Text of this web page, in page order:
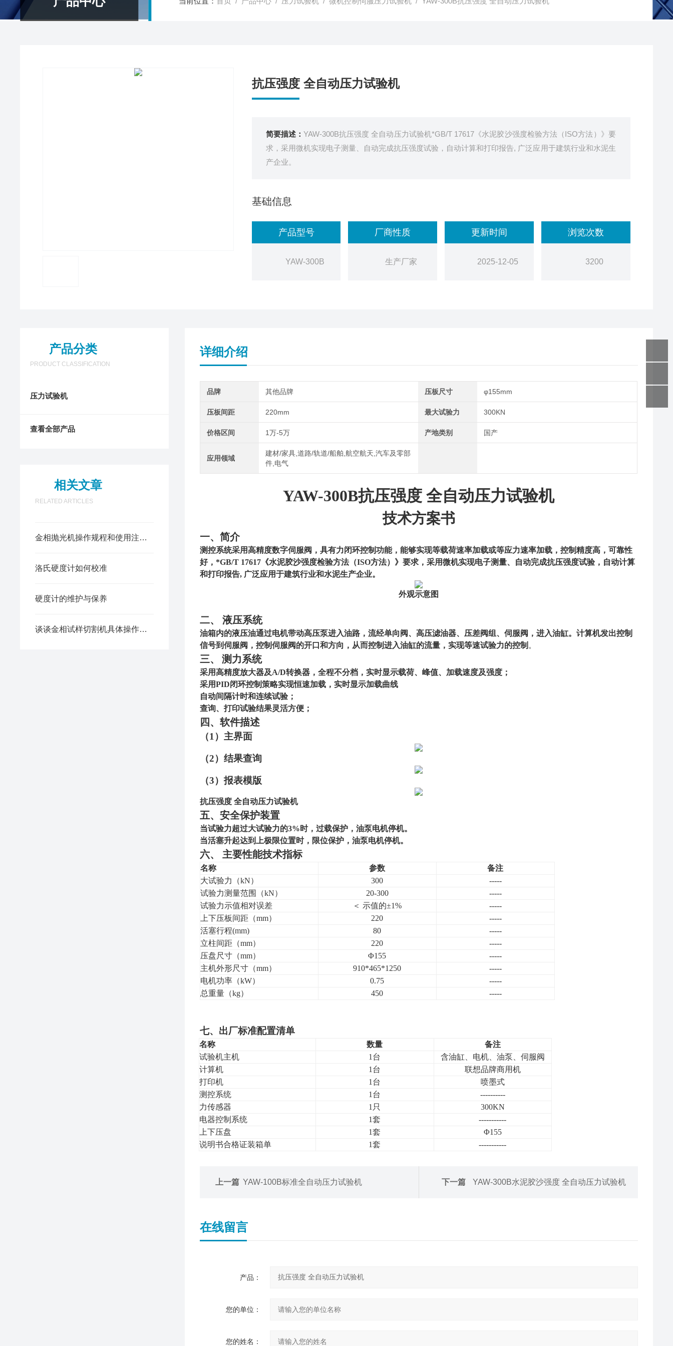
抗压强度 全自动压力试验机
简要描述： YAW-300B抗压强度 全自动压力试验机*GB/T 17617《水泥胶沙强度检验方法（ISO方法）》要
求，采用微机实现电子测量、自动完成抗压强度试验，自动计算和打印报告, 广泛应用于建筑行业和水泥生
产企业。
基础信息
产品型号
YAW-300B
厂商性质
生产厂家
更新时间
2025-12-05
浏览次数
3200
产品分类
PRODUCT CLASSIFICATION
压力试验机
查看全部产品
相关文章
RELATED ARTICLES
金相抛光机操作规程和使用注意事项
洛氏硬度计如何校准
硬度计的维护与保养
谈谈金相试样切割机具体操作流程是怎么进行的
详细介绍
品牌 其他品牌 压板尺寸 φ155mm
压板间距 220mm 最大试验力 300KN
价格区间 1万-5万 产地类别 国产
应用领域
建材/家具,道路/轨道/船舶,航空航天,汽车及零部
件,电气
YAW-300B抗压强度全自动压力试验机
技术方案书
一、简介
测控系统采用高精度数字伺服阀，具有力闭环控制功能，能够实现等载荷速率加载或等应力速率加载，控制精度高，可靠性
好，*GB/T 17617《水泥胶沙强度检验方法（ISO方法）》要求，采用微机实现电子测量、自动完成抗压强度试验，自动计算
和打印报告,广泛应用于建筑行业和水泥生产企业。
外观示意图
二、 液压系统
油箱内的液压油通过电机带动高压泵进入油路，流经单向阀、高压滤油器、压差阀组、伺服阀，进入油缸。计算机发出控制
信号到伺服阀，控制伺服阀的开口和方向，从而控制进入油缸的流量，实现等速试验力的控制 。
三、 测力系统
采用高精度放大器及A/D转换器，全程不分档，实时显示载荷、峰值、加载速度及强度；
采用PID闭环控制策略实现恒速加载， 实时显示加载曲线
自动间隔计时和连续试验；
查询、打印试验结果灵活方便；
四、软件描述
（1） 主界面
（2）结果查询
（3）报表模版
抗压强度 全自动压力试验机
五、 安全保护装置
当试验力超过大试验力的3%时，过载保护，油泵电机停机。
当活塞升起达到上极限位置时， 限位保护，油泵电机停机。
六、 主要性能技术指标
名称 参数
备注
大试验力
（kN） 300
-----
试验力测量范围
（kN） 20-300
-----
试验力示值相对误差
＜ 示值的±1%
-----
上下压板间距（mm）
220
-----
活塞行程(mm)
80
-----
立柱间距（mm）
220
-----
压盘尺寸（mm） Φ155
-----
主机外形尺寸（mm） 910*465*1250
-----
电机功率（kW）
0.75
-----
总重量（kg）
450 -----
七、出厂标准配置清单
名称 数量
备注
试验机主机
1 台
含油缸、电机、油泵、伺服阀
计算机
1台
联想品牌商用机
打印机
1台
喷墨式
测控系统
1台
----------
力传感器
1 只
300KN
电器控制系统
1套
-----------
上下压盘
1套 Φ155
说明书合格证装箱单 1套 -----------
上一篇 YAW-100B标准全自动压力试验机 下一篇 YAW-300B水泥胶沙强度 全自动压力试验机
在线留言
产品：
您的单位：
您的姓名：